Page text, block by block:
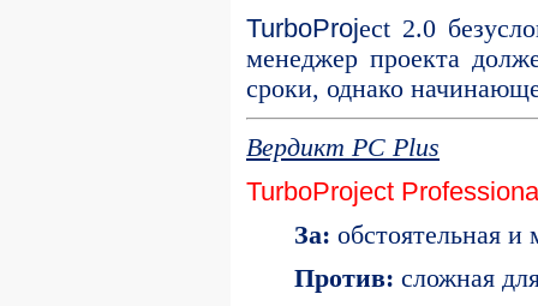
TurboProject 2.0
менеджер проекта
сроки, однако
Вердикт PC Plus
TurboProject
За: обстоятельная
Против: сложная